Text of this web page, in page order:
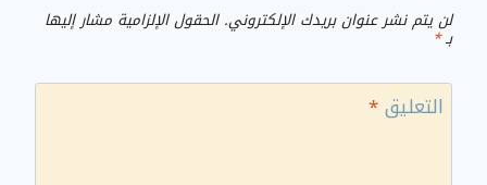
لن يتم نشر عنوان بريدك الإلكتروني. الحقول الإلزامية مشار إليها
بـ*
التعليق*